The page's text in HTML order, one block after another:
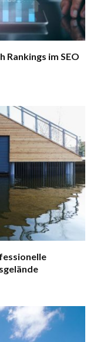
Rankings im SEO